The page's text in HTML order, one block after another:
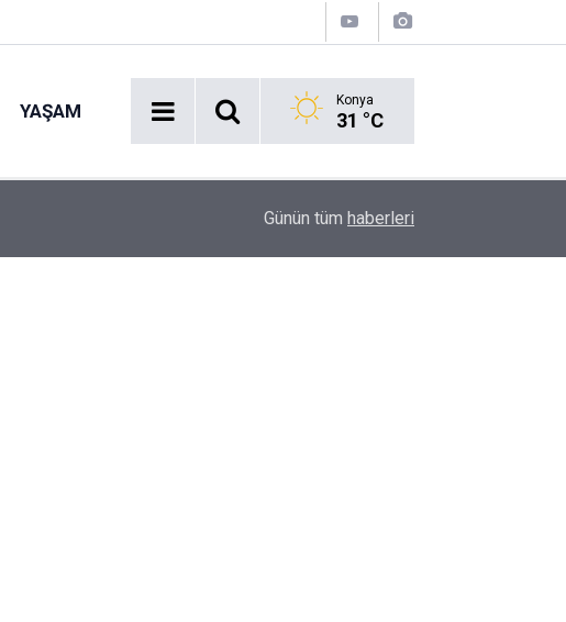
YAŞAM Konya
31 °C
Gözü yaşlı anne 28 yıllık sır perdesinin
Günün tüm haberleri